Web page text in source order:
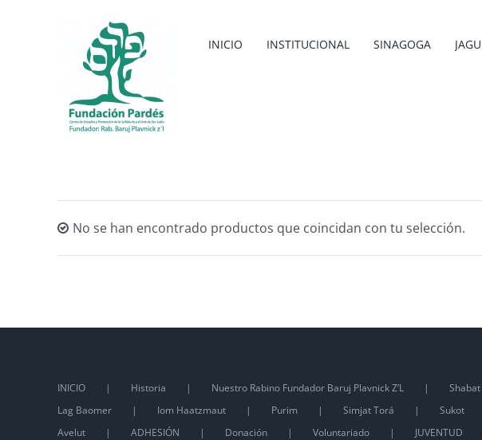
INICIO INSTITUCIONAL SINAGOGA
No se han encontrado productos que coincidan con tu selección.
INICIO Historia Nuestro Rabino Fundador Baruj Plavnick Z’L Shabat
Lag Baomer
Iom Haatzmaut Purim Simjat Torá Sukot
Avelut
ADHESIÓN Donación Voluntariado JUVENTUD